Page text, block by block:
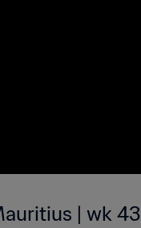
| wk 43